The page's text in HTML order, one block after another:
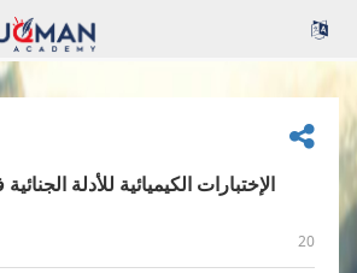
الإختبارات الكيميائية للأدلة
20